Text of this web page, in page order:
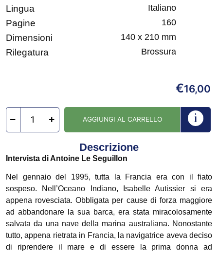
Lingua Italiano
Pagine 160
Dimensioni 140 x 210 mm
Rilegatura Brossura
€16,00
AGGIUNGI AL CARRELLO
Descrizione
Intervista di Antoine Le Seguillon
Nel gennaio del 1995, tutta la Francia era con il fiato
sospeso. Nell’Oceano Indiano, Isabelle Autissier si era
appena rovesciata. Obbligata per cause di forza maggiore
ad abbandonare la sua barca, era stata miracolosamente
salvata da una nave della marina australiana. Nonostante
tutto, appena rietrata in Francia, la navigatrice aveva deciso
di riprendere il mare e di essere la prima donna ad